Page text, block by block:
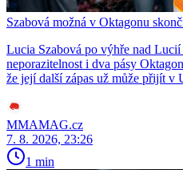
Szabová možná v Oktagonu
Lucia Szabová po výhře nad
neporazitelnost i dva pásy
že její další zápas už může přijít v
MMAMAG.cz
7. 8. 2026, 23:26
1 min